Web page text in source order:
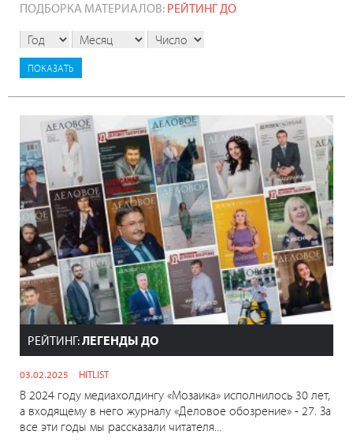
ПОДБОРКА МАТЕРИАЛОВ: РЕЙТИНГ ДО
РЕЙТИНГ:ЛЕГЕНДЫ ДО
03.02.2025 HITLIST
В 2024 году медиахолдингу «Мозаика» исполнилось 30 лет,
а входящему в него журналу «Деловое обозрение» - 27. За
все эти годы мы рассказали читателя...